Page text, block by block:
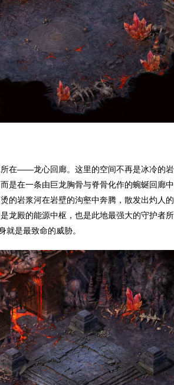
——龙心回廊。这里的空间不再是冰冷的岩
是在一条由巨龙胸骨与脊骨化作的蜿蜒回廊
的岩浆河在岩壁的沟壑中奔腾，散发出灼人
龙殿的能源中枢，也是此地最强大的守护者
就是最致命的威胁。